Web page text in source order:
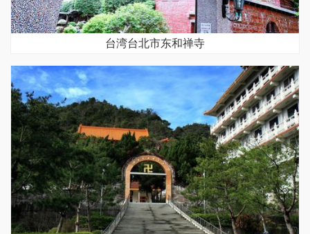
台湾台北市东和禅寺